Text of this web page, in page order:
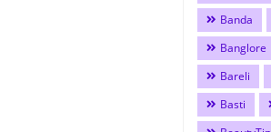
Banda
Banglore
Bareli
Basti